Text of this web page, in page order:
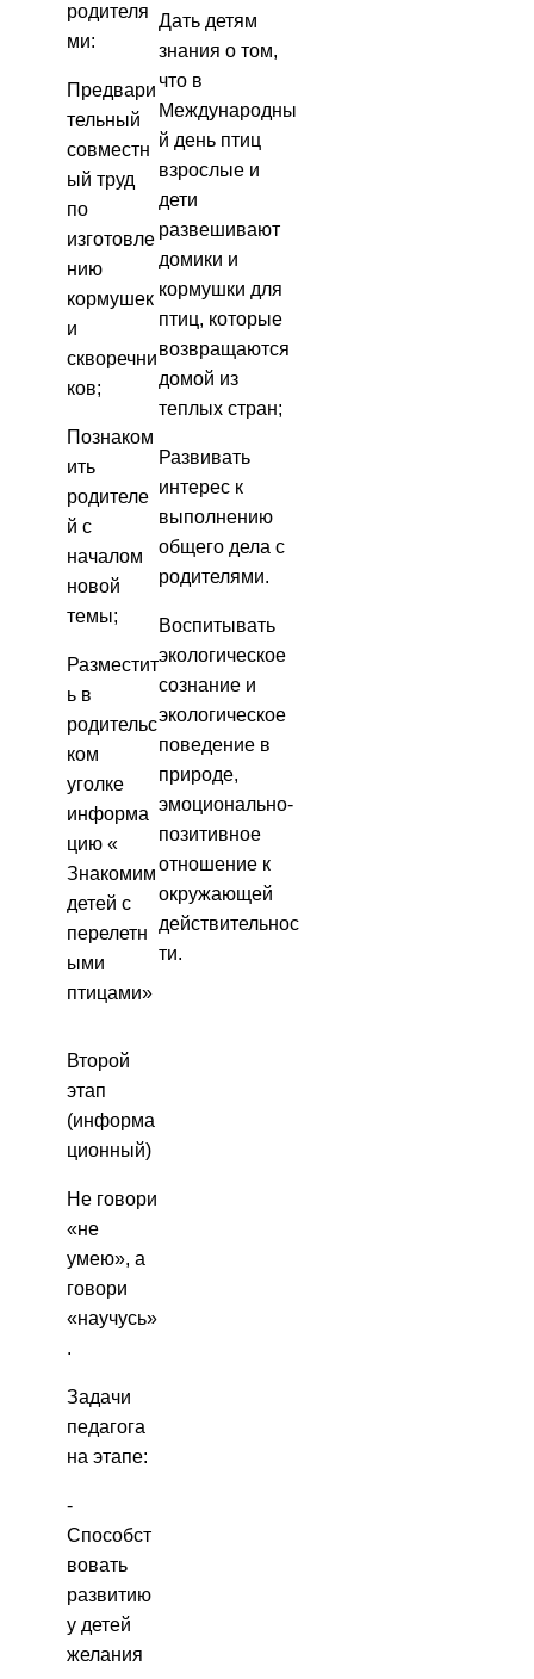
родителя
ми:
Предвари
тельный
совместн
ый труд
по
изготовле
нию
кормушек
и
скворечни
ков;
Познаком
ить
родителе
й с
началом
новой
темы;
Разместит
ь в
родительс
ком
уголке
информа
цию «
Знакомим
детей с
перелетн
ыми
птицами»
Дать детям
знания о том,
что в
Международны
й день птиц
взрослые и
дети
развешивают
домики и
кормушки для
птиц, которые
возвращаются
домой из
теплых стран;
Развивать
интерес к
выполнению
общего дела с
родителями.
Воспитывать
экологическое
сознание и
экологическое
поведение в
природе,
эмоционально-
позитивное
отношение к
окружающей
действительнос
ти.
Второй
этап
(информа
ционный)
Не говори
«не
умею», а
говори
«научусь»
.
Задачи
педагога
на этапе:
-
Способст
вовать
развитию
у детей
желания